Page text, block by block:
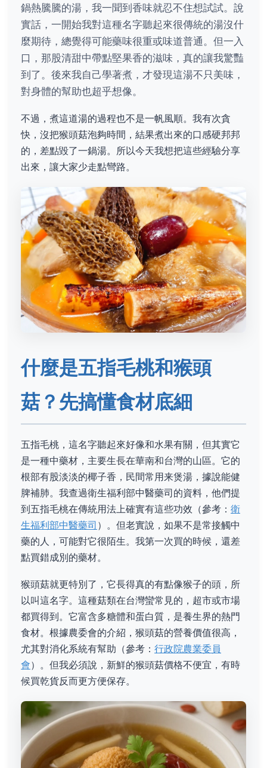
鍋熱騰騰的湯，我一聞到香味就忍不住想試試。說
實話，一開始我對這種名字聽起來很傳統的湯沒什
麼期待，總覺得可能藥味很重或味道普通。但一入
口，那股清甜中帶點堅果香的滋味，真的讓我驚豔
到了。後來我自己學著煮，才發現這湯不只美味，
對身體的幫助也超乎想像。
不過，煮這道湯的過程也不是一帆風順。我有次貪
快，沒把猴頭菇泡夠時間，結果煮出來的口感硬邦邦
的，差點毀了一鍋湯。所以今天我想把這些經驗分享
出來，讓大家少走點彎路。
什麼是五指毛桃和猴頭
菇？先搞懂食材底細
五指毛桃，這名字聽起來好像和水果有關，但其實它
是一種中藥材，主要生長在華南和台灣的山區。它的
根部有股淡淡的椰子香，民間常用来煲湯，據說能健
脾補肺。我查過衛生福利部中醫藥司的資料，他們提
到五指毛桃在傳統用法上確實有這些功效（參考： 衛
生福利部中醫藥司 ）。但老實說，如果不是常接觸中
藥的人，可能對它很陌生。我第一次買的時候，還差
點買錯成別的藥材。
猴頭菇就更特別了，它長得真的有點像猴子的頭，所
以叫這名字。這種菇類在台灣蠻常見的，超市或市場
都買得到。它富含多糖體和蛋白質，是養生界的熱門
食材。根據農委會的介紹，猴頭菇的營養價值很高，
尤其對消化系統有幫助（參考： 行政院農業委員
會）。但我必須說，新鮮的猴頭菇價格不便宜，有時
候買乾貨反而更方便保存。